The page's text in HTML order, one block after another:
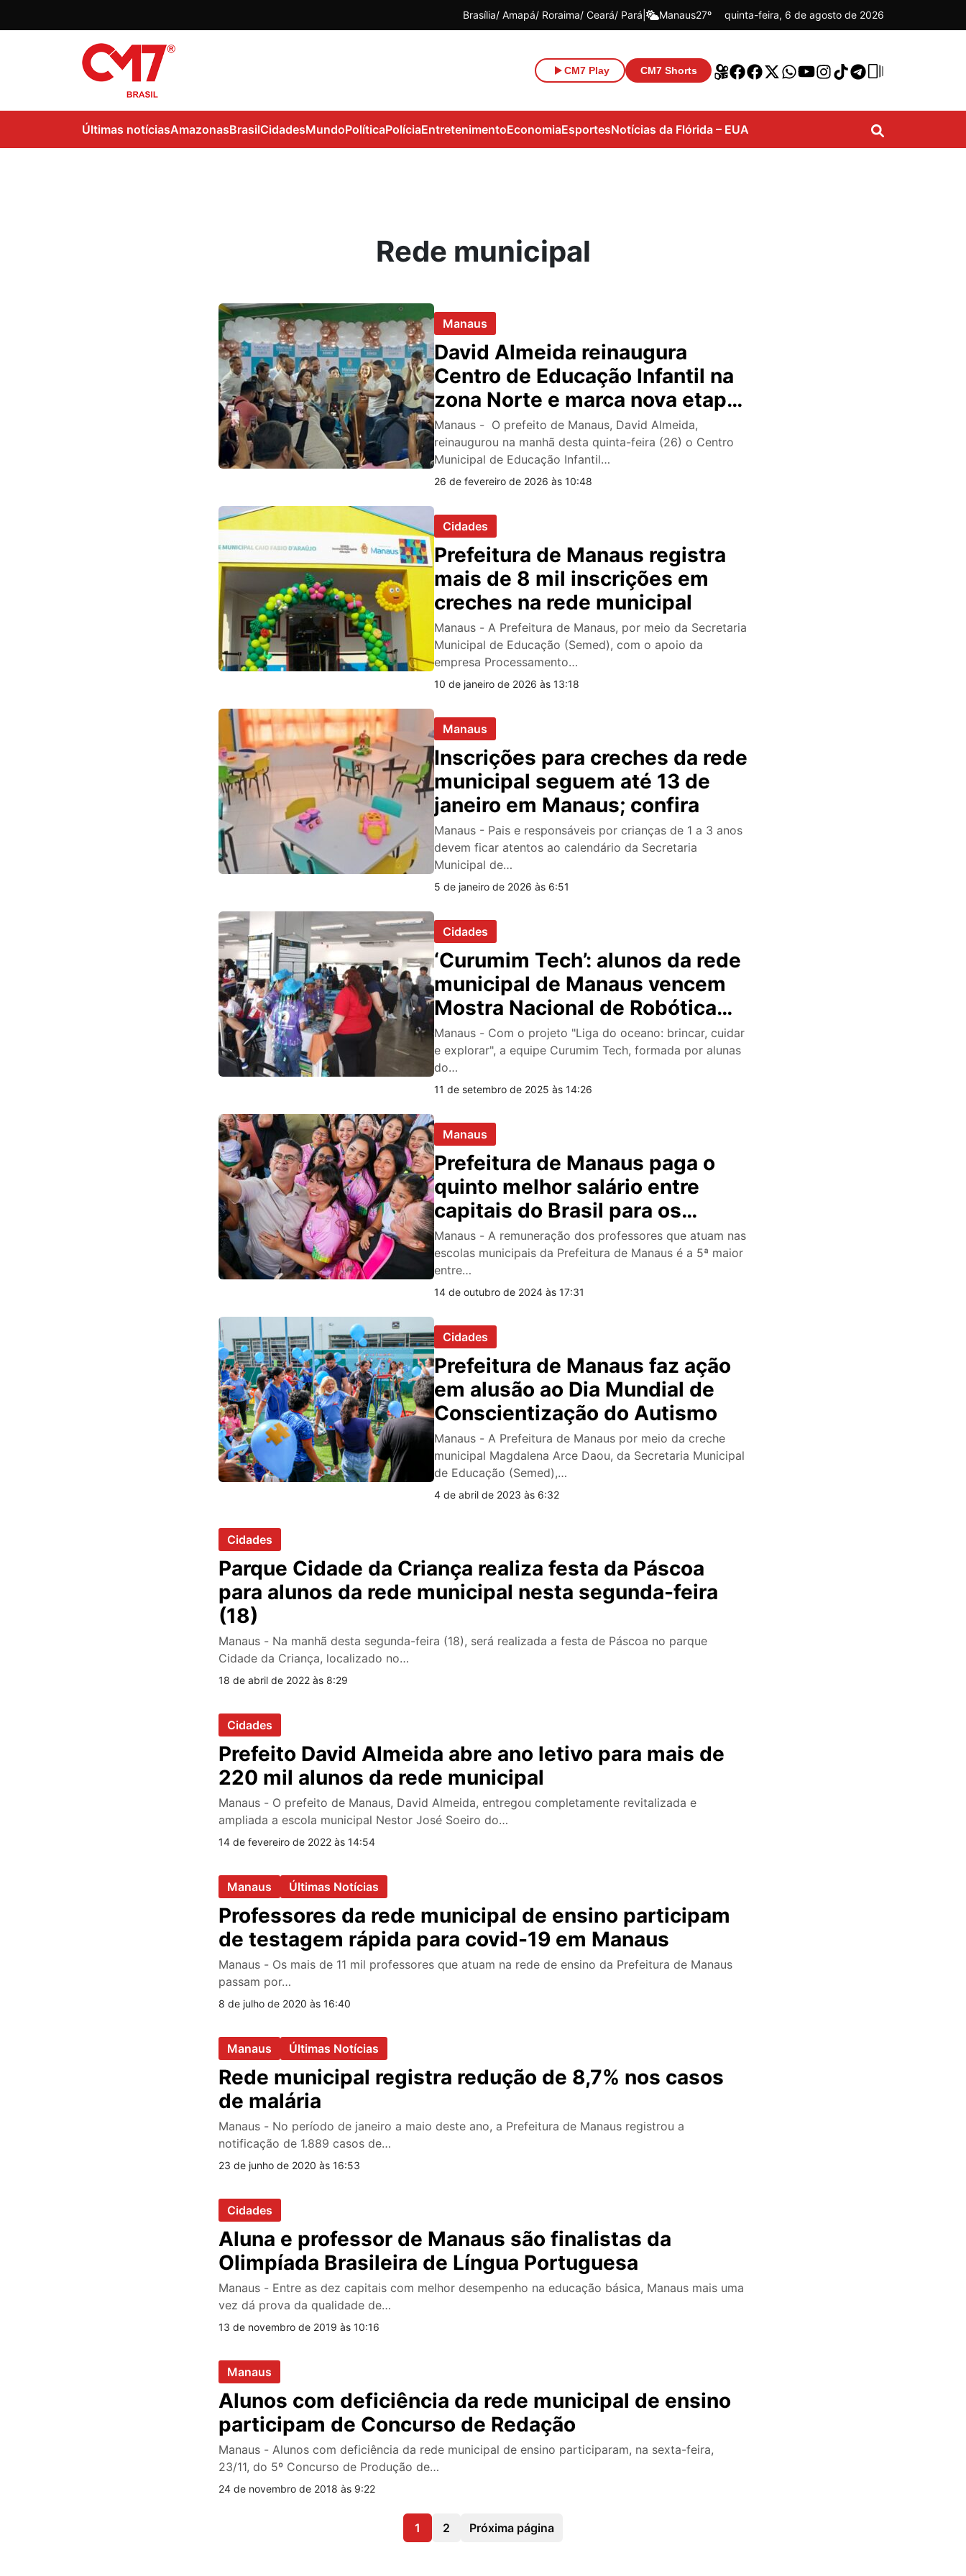
Brasília Amapá Roraima Ceará Pará Manaus27º quinta-feira, 6 de agosto de 2026
CM7 Play CM7 Shorts
Últimas notíciasAmazonasBrasilCidadesMundoPolíticaPolíciaEntretenimentoEconomiaEsportesNotícias da Flórida – EUA
Rede municipal
Manaus
David Almeida reinaugura
Centro de Educação Infantil na
zona Norte e marca nova etapa
na rede municipal
Manaus - O prefeito de Manaus, David Almeida,
reinaugurou na manhã desta quinta-feira (26) o Centro
Municipal de Educação Infantil…
26 de fevereiro de 2026 às 10:48
Cidades
Prefeitura de Manaus registra
mais de 8 mil inscrições em
creches na rede municipal
Manaus - A Prefeitura de Manaus, por meio da Secretaria
Municipal de Educação (Semed), com o apoio da
empresa Processamento…
10 de janeiro de 2026 às 13:18
Manaus
Inscrições para creches da rede
municipal seguem até 13 de
janeiro em Manaus; confira
Manaus - Pais e responsáveis por crianças de 1 a 3 anos
devem ficar atentos ao calendário da Secretaria
Municipal de…
5 de janeiro de 2026 às 6:51
Cidades
‘Curumim Tech’: alunos da rede
municipal de Manaus vencem
Mostra Nacional de Robótica
2025
Manaus - Com o projeto "Liga do oceano: brincar, cuidar
e explorar", a equipe Curumim Tech, formada por alunas
do…
11 de setembro de 2025 às 14:26
Manaus
Prefeitura de Manaus paga o
quinto melhor salário entre
capitais do Brasil para os
professores da rede municipal
Manaus - A remuneração dos professores que atuam nas
escolas municipais da Prefeitura de Manaus é a 5ª maior
entre…
14 de outubro de 2024 às 17:31
Cidades
Prefeitura de Manaus faz ação
em alusão ao Dia Mundial de
Conscientização do Autismo
Manaus - A Prefeitura de Manaus por meio da creche
municipal Magdalena Arce Daou, da Secretaria Municipal
de Educação (Semed),…
4 de abril de 2023 às 6:32
Cidades
Parque Cidade da Criança realiza festa da Páscoa
para alunos da rede municipal nesta segunda-feira
(18)
Manaus - Na manhã desta segunda-feira (18), será realizada a festa de Páscoa no parque
Cidade da Criança, localizado no…
18 de abril de 2022 às 8:29
Cidades
Prefeito David Almeida abre ano letivo para mais de
220 mil alunos da rede municipal
Manaus - O prefeito de Manaus, David Almeida, entregou completamente revitalizada e
ampliada a escola municipal Nestor José Soeiro do…
14 de fevereiro de 2022 às 14:54
Manaus Últimas Notícias
Professores da rede municipal de ensino participam
de testagem rápida para covid-19 em Manaus
Manaus - Os mais de 11 mil professores que atuam na rede de ensino da Prefeitura de Manaus
passam por…
8 de julho de 2020 às 16:40
Manaus Últimas Notícias
Rede municipal registra redução de 8,7% nos casos
de malária
Manaus - No período de janeiro a maio deste ano, a Prefeitura de Manaus registrou a
notificação de 1.889 casos de…
23 de junho de 2020 às 16:53
Cidades
Aluna e professor de Manaus são finalistas da
Olimpíada Brasileira de Língua Portuguesa
Manaus - Entre as dez capitais com melhor desempenho na educação básica, Manaus mais uma
vez dá prova da qualidade de…
13 de novembro de 2019 às 10:16
Manaus
Alunos com deficiência da rede municipal de ensino
participam de Concurso de Redação
Manaus - Alunos com deficiência da rede municipal de ensino participaram, na sexta-feira,
23/11, do 5º Concurso de Produção de…
24 de novembro de 2018 às 9:22
1 2 Próxima página